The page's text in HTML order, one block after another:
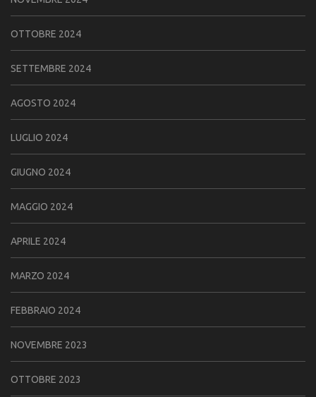
OTTOBRE 2024
SETTEMBRE 2024
AGOSTO 2024
LUGLIO 2024
GIUGNO 2024
MAGGIO 2024
APRILE 2024
MARZO 2024
FEBBRAIO 2024
NOVEMBRE 2023
OTTOBRE 2023